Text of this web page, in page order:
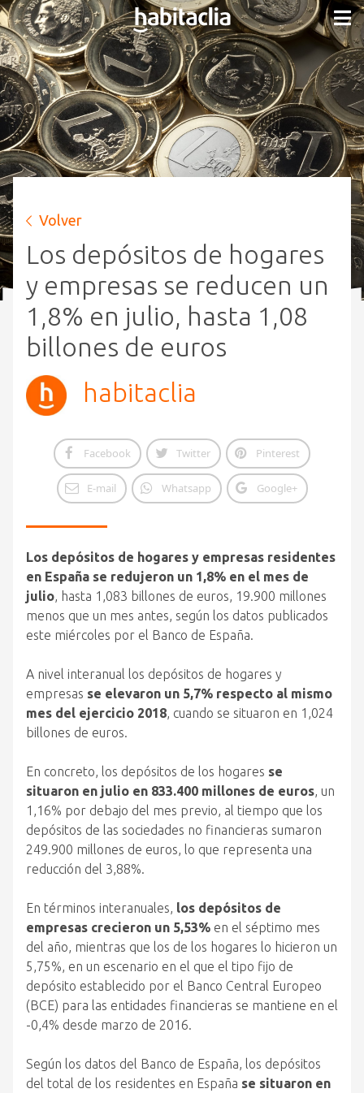
Volver
Los depósitos de hogares
y empresas se reducen un
1,8% en julio, hasta 1,08
billones de euros
habitaclia
Facebook Twitter Pinterest
E-mail Whatsapp Google+
Los depósitos de hogares y empresas residentes
en España se redujeron un 1,8% en el mes de
julio, hasta 1,083 billones de euros, 19.900 millones
menos que un mes antes, según los datos publicados
este miércoles por el Banco de España.
A nivel interanual los depósitos de hogares y
empresas se elevaron un 5,7% respecto al mismo
mes del ejercicio 2018, cuando se situaron en 1,024
billones de euros.
En concreto, los depósitos de los hogares se
situaron en julio en 833.400 millones de euros, un
1,16% por debajo del mes previo, al tiempo que los
depósitos de las sociedades no financieras sumaron
249.900 millones de euros, lo que representa una
reducción del 3,88%.
En términos interanuales, los depósitos de
empresas crecieron un 5,53% en el séptimo mes
del año, mientras que los de los hogares lo hicieron un
5,75%, en un escenario en el que el tipo fijo de
depósito establecido por el Banco Central Europeo
(BCE) para las entidades financieras se mantiene en el
-0,4% desde marzo de 2016.
Según los datos del Banco de España, los depósitos
del total de los residentes en España se situaron en